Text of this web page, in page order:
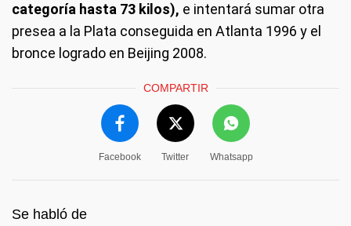
categoría hasta 73 kilos), e intentará sumar otra
presea a la Plata conseguida en Atlanta 1996 y el
bronce logrado en Beijing 2008.
COMPARTIR
Facebook Twitter Whatsapp
Se habló de